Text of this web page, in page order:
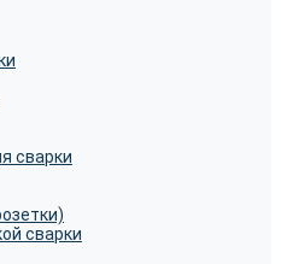
сварки
сварки